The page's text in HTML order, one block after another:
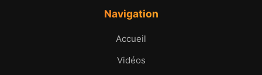
Navigation
Accueil
Vidéos